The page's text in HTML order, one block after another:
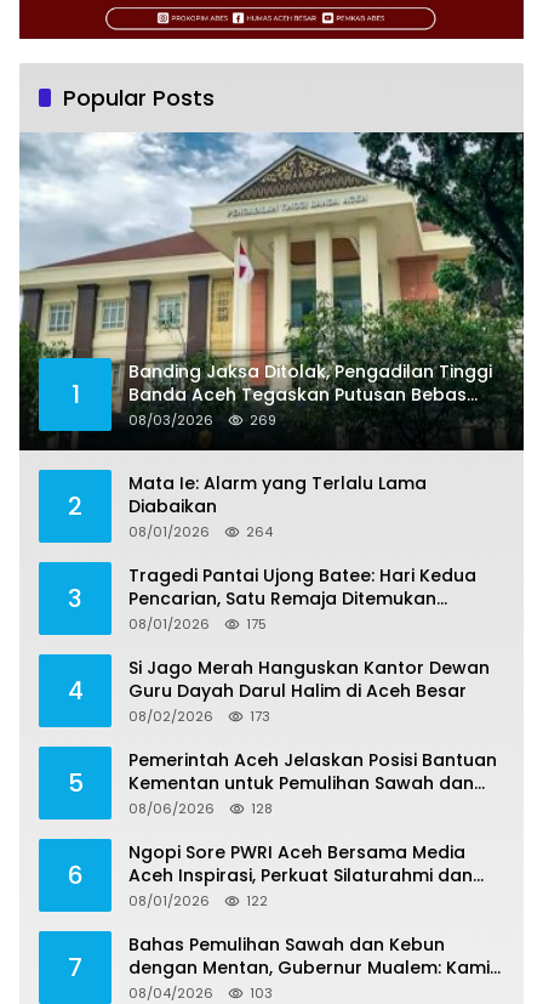
Popular Posts
1
Banding Jaksa Ditolak, Pengadilan Tinggi
Banda Aceh Tegaskan Putusan Bebas
Dua Terdakwa Korupsi Tak Bisa Diajukan
08/03/2026 269
2
Mata Ie: Alarm yang Terlalu Lama
Diabaikan
08/01/2026 264
3
Tragedi Pantai Ujong Batee: Hari Kedua
Pencarian, Satu Remaja Ditemukan
Meninggal, Tiga Korban Masih Dicari
08/01/2026 175
4
Si Jago Merah Hanguskan Kantor Dewan
Guru Dayah Darul Halim di Aceh Besar
08/02/2026 173
5
Pemerintah Aceh Jelaskan Posisi Bantuan
Kementan untuk Pemulihan Sawah dan
Kebun
08/06/2026 128
6
Ngopi Sore PWRI Aceh Bersama Media
Aceh Inspirasi, Perkuat Silaturahmi dan
Wariskan Pengalaman Berharga
08/01/2026 122
7
Bahas Pemulihan Sawah dan Kebun
dengan Mentan, Gubernur Mualem: Kami
Butuh Dukungan Pak Menteri
08/04/2026 103